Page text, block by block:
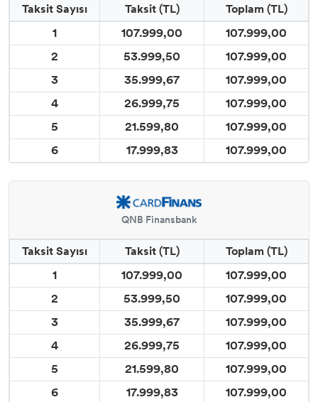
Taksit Sayısı Taksit (TL)
Toplam (TL)
1
107.999,00
107.999,00
2
53.999,50
107.999,00
3
35.999,67
107.999,00
4
26.999,75
107.999,00
5
21.599,80
107.999,00
6
17.999,83 107.999,00
QNB Finansbank
Taksit Sayısı Taksit (TL)
Toplam (TL)
1
107.999,00
107.999,00
2
53.999,50
107.999,00
3
35.999,67
107.999,00
4
26.999,75
107.999,00
5
21.599,80
107.999,00
6
17.999,83 107.999,00